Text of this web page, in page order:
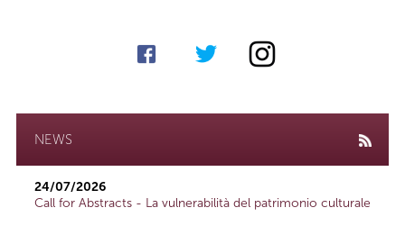
NEWS
24/07/2026
Call for Abstracts - La vulnerabilità del patrimonio culturale